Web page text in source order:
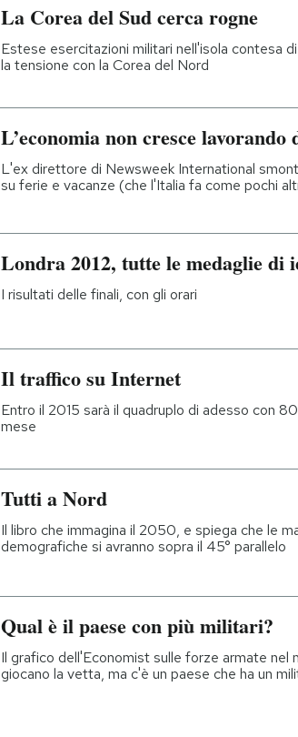
La Corea del Sud cerca rogne
Estese esercitazioni militari nell'isola contesa
la tensione con la Corea del Nord
L’economia non cresce lavorando
L'ex direttore di Newsweek International
su ferie e vacanze (che l'Italia fa come pochi
Londra 2012, tutte le medaglie di
I risultati delle finali, con gli orari
Il traffico su Internet
Entro il 2015 sarà il quadruplo di adesso con
mese
Tutti a Nord
Il libro che immagina il 2050, e spiega che le
demografiche si avranno sopra il 45° parallelo
Qual è il paese con più militari?
Il grafico dell'Economist sulle forze armate nel
giocano la vetta, ma c'è un paese che ha un